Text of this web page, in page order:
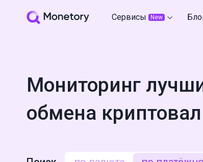
Сервисы New
Мониторинг
обмена